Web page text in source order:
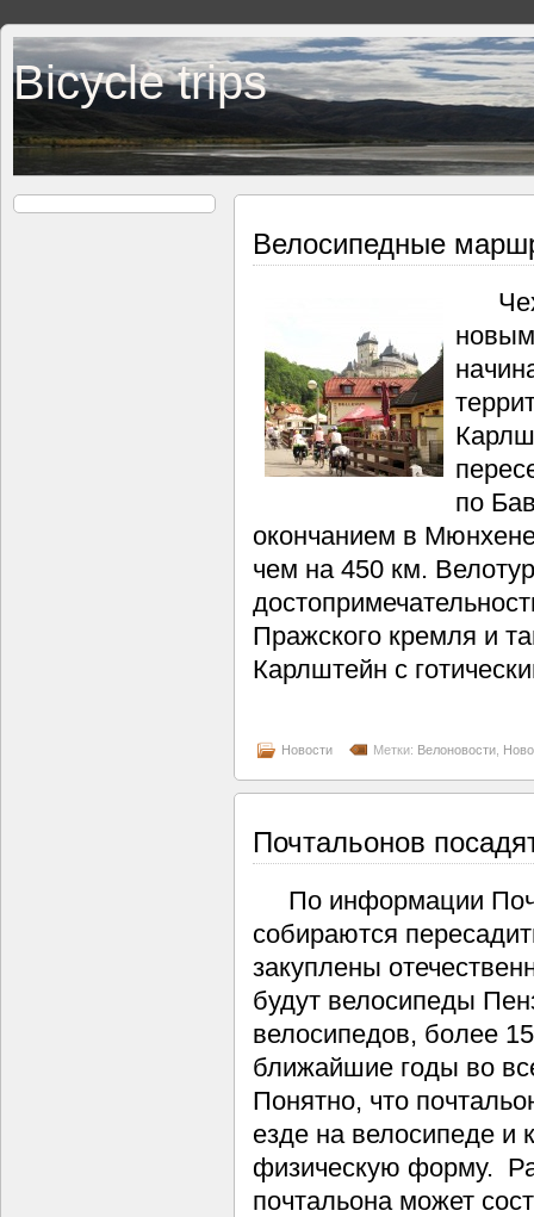
Bicycle trips
Велосипедные
по
окончанием в
чем на 450 км.
Пражского кремля и
Карлштейн с
Новости Метки: Велоновости
Почтальонов
По информации
собираются
закуплены
будут велосипеды
велосипедов, более
ближайшие годы во
Понятно, что
езде на велосипеде и
физическую форму.
почтальона может